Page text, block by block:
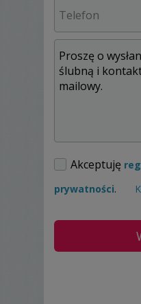
- Oferuję wysokiej
fotograficzne.
wyjątkową
- Lubię to co
radość, lubię ludzi,
Myślę, że
Zapraszam!
Akceptuję
prywatności.